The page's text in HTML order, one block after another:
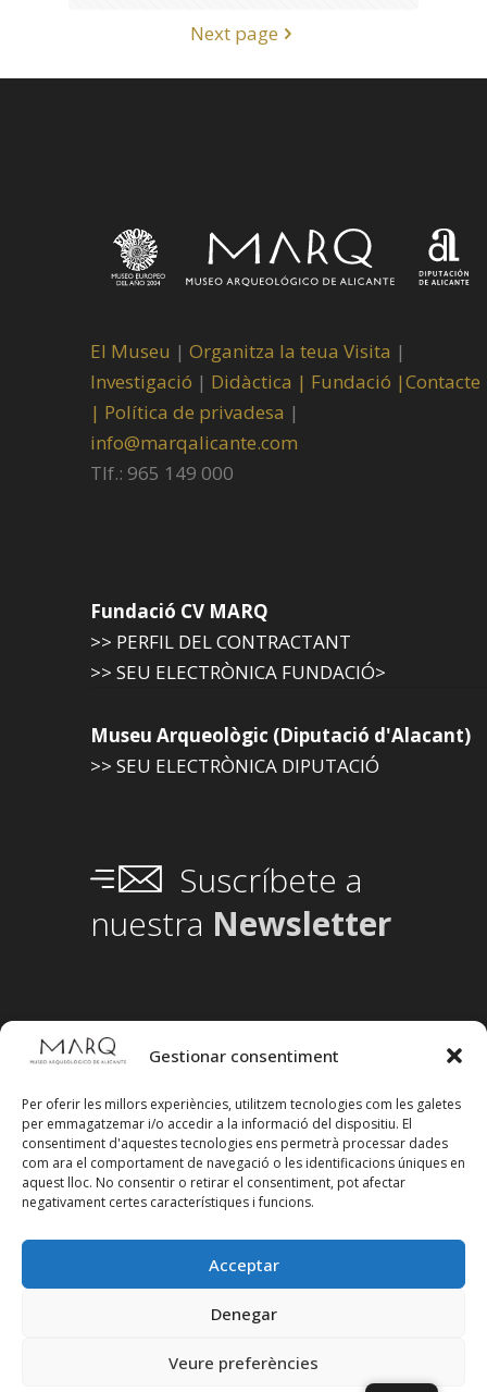
Gestionar consentiment
Per oferir les millors experiències, utilitzem tecnologies com les galetes
per emmagatzemar i/o accedir a la informació del dispositiu. El
consentiment d'aquestes tecnologies ens permetrà processar dades
com ara el comportament de navegació o les identificacions úniques en
aquest lloc. No consentir o retirar el consentiment, pot afectar
negativament certes característiques i funcions.
Acceptar
Denegar
Veure preferències
Next page
El Museu | Organitza la teua Visita |
Investigació | Didàctica | Fundació |Contacte
| Política de privadesa |
info@marqalicante.com
Tlf.: 965 149 000
Fundació CV MARQ
>> PERFIL DEL CONTRACTANT
>> SEU ELECTRÒNICA FUNDACIÓ>
Museu Arqueològic (Diputació d'Alacant)
>> SEU ELECTRÒNICA DIPUTACIÓ
Suscríbete a
nuestra Newsletter
Segueix-nos en xarxes socials